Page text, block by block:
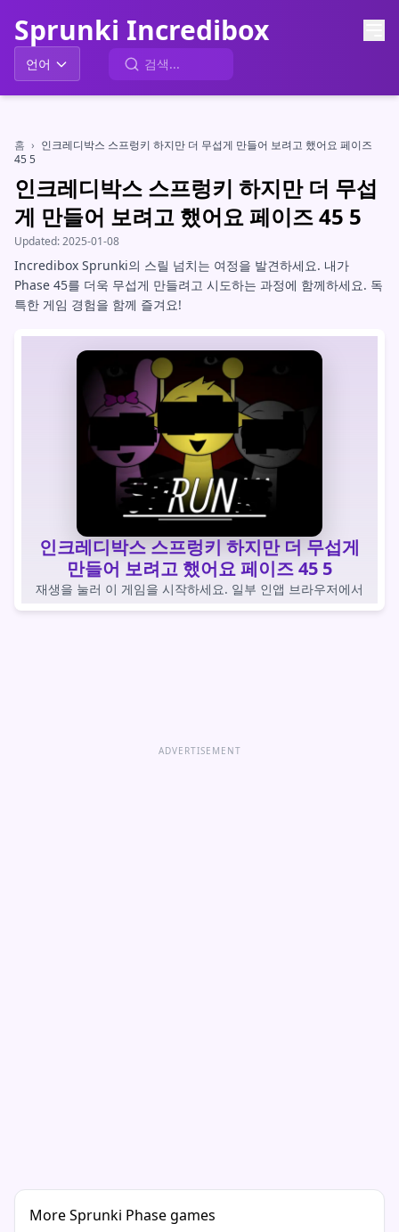
Sprunki Incredibox
언어
홈 › 인크레디박스 스프렁키 하지만 더 무섭게 만들어 보려고 했어요 페이즈
45 5
인크레디박스 스프렁키 하지만 더 무섭
게 만들어 보려고 했어요 페이즈 45 5
Updated:2025-01-08
Incredibox Sprunki의 스릴 넘치는 여정을 발견하세요. 내가
Phase 45를 더욱 무섭게 만들려고 시도하는 과정에 함께하세요. 독
특한 게임 경험을 함께 즐겨요!
인크레디박스 스프렁키 하지만 더 무섭게
만들어 보려고 했어요 페이즈 45 5
재생을 눌러 이 게임을 시작하세요. 일부 인앱 브라우저에서
는 자동 로드 게임이 차단됩니다.
ADVERTISEMENT
More Sprunki Phase games